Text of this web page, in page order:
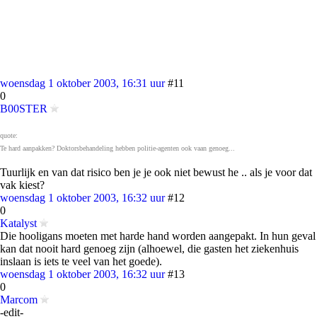
woensdag 1 oktober 2003, 16:31 uur #11
0
B00STER
quote:
Te hard aanpakken? Doktorsbehandeling hebben politie-agenten ook vaan genoeg...
Tuurlijk en van dat risico ben je je ook niet bewust he .. als je voor dat
vak kiest?
woensdag 1 oktober 2003, 16:32 uur #12
0
Katalyst
Die hooligans moeten met harde hand worden aangepakt. In hun geval
kan dat nooit hard genoeg zijn (alhoewel, die gasten het ziekenhuis
inslaan is iets te veel van het goede).
woensdag 1 oktober 2003, 16:32 uur #13
0
Marcom
-edit-